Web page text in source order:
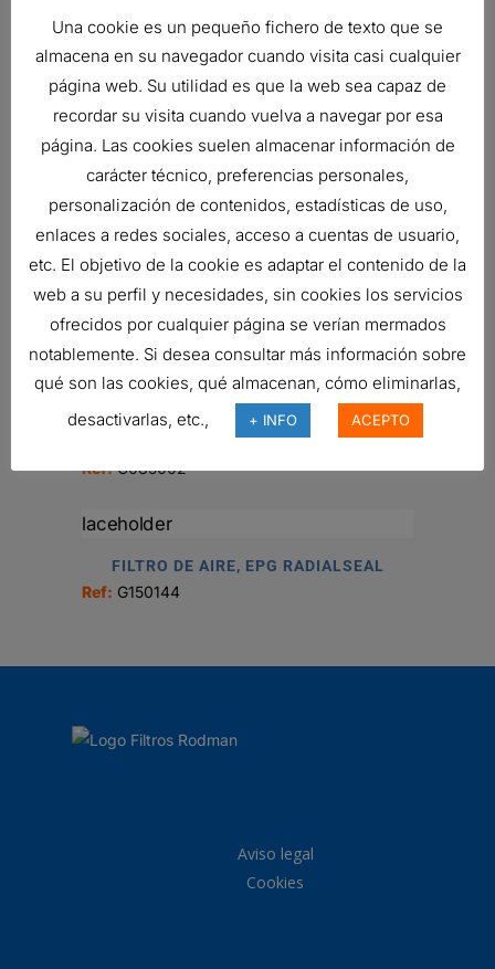
FILTRO DE AIRE, FWG CYCLOPAC
479,17€
Ref:G100003
FILTRO DE AIRE, ECG 2500
427,57 €
Ref:G112501
FILTRO DE AIRE, PRIMARIO
DURALITE
62,85€
Ref:C085002
FILTRO DE AIRE, EPG RADIALSEAL
Ref: G150144
Aviso legal
Cookies
Una cookie es un pequeño fichero de texto que se
almacena en su navegador cuando visita casi cualquier
página web. Su utilidad es que la web sea capaz de
recordar su visita cuando vuelva a navegar por esa
página. Las cookies suelen almacenar información de
carácter técnico, preferencias personales,
personalización de contenidos, estadísticas de uso,
enlaces a redes sociales, acceso a cuentas de usuario,
etc. El objetivo de la cookie es adaptar el contenido de la
web a su perfil y necesidades, sin cookies los servicios
ofrecidos por cualquier página se verían mermados
notablemente. Si desea consultar más información sobre
qué son las cookies, qué almacenan, cómo eliminarlas,
desactivarlas, etc.,
+ INFO ACEPTO